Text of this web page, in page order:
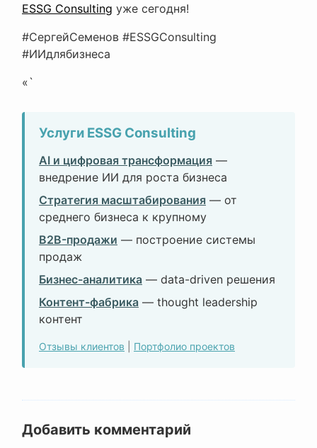
ESSG Consulting уже сегодня!
#СергейСеменов #ESSGConsulting
#ИИдлябизнеса
«`
Услуги ESSG Consulting
AI и цифровая трансформация —
внедрение ИИ для роста бизнеса
Стратегия масштабирования — от
среднего бизнеса к крупному
B2B-продажи — построение системы
продаж
Бизнес-аналитика — data-driven решения
Контент-фабрика — thought leadership
контент
Отзывы клиентов Портфолио проектов
Добавить комментарий